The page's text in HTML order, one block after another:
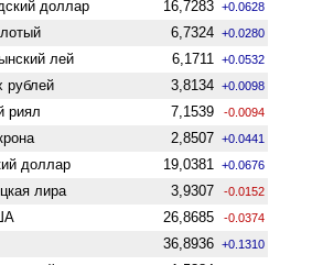
доллар 16,7283 +0.0628
6,7324 +0.0280
лей 6,1711 +0.0532
рублей 3,8134 +0.0098
риял 7,1539 -0.0094
2,8507 +0.0441
доллар 19,0381 +0.0676
лира 3,9307 -0.0152
26,8685 -0.0374
36,8936 +0.1310